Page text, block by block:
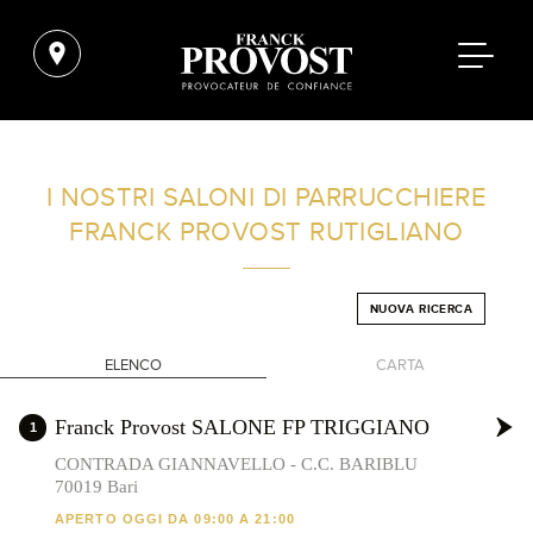
FILTRI AVANZATI
I NOSTRI SALONI DI PARRUCCHIERE
FRANCK PROVOST RUTIGLIANO
NUOVA RICERCA
ELENCO CARTA
+
1 Franck Provost SALONE FP TRIGGIANO
CONTRADA GIANNAVELLO - C.C. BARIBLU
70019 Bari
APERTO OGGI DA 09:00 A 21:00